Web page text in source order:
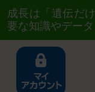
成長は「遺伝だ
要な知識やデー